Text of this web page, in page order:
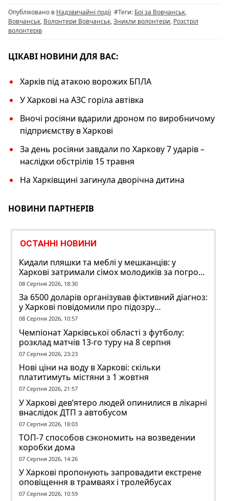
o
o
k
m p
p
n
k
Опубліковано в Надзвичайні події #Теги: Бої за Вовчанськ,
Вовчанськ, Волонтери Вовчанськ,Зникли волонтери, Розстріл
волонтерів
ЦІКАВІ НОВИНИ ДЛЯ ВАС:
Харків під атакою ворожих БПЛА
У Харкові на АЗС горіла автівка
Вночі росіяни вдарили дроном по виробничому
підприємству в Харкові
За день росіяни завдали по Харкову 7 ударів –
наслідки обстрілів 15 травня
На Харківщині загинула дворічна дитина
НОВИНИ ПАРТНЕРІВ
ОСТАННІ НОВИНИ
Кидали пляшки та меблі у мешканців: у
Харкові затримали сімох молодиків за погром
у гуртожитку
08 Серпня 2026, 18:30
За 6500 доларів організував фіктивний діагноз:
у Харкові повідомили про підозру
ексзавідувачу психлікарні
08 Серпня 2026, 10:57
Чемпіонат Харківської області з футболу:
розклад матчів 13-го туру на 8 серпня
07 Серпня 2026, 23:23
Нові ціни на воду в Харкові: скільки
платитимуть містяни з 1 жовтня
07 Серпня 2026, 21:57
У Харкові дев’ятеро людей опинилися в лікарні
внаслідок ДТП з автобусом
07 Серпня 2026, 18:03
ТОП-7 способов сэкономить на возведении
коробки дома
07 Серпня 2026, 14:26
У Харкові пропонують запровадити екстрене
оповіщення в трамваях і тролейбусах
07 Серпня 2026, 10:59